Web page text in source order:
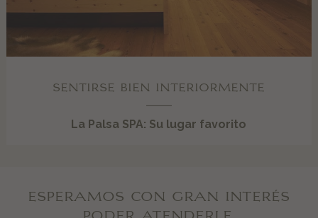
SENTIRSE BIEN INTERIORMENTE
La Palsa SPA: Su lugar favorito
ESPERAMOS CON GRAN INTERÉS
PODER ATENDERLE.